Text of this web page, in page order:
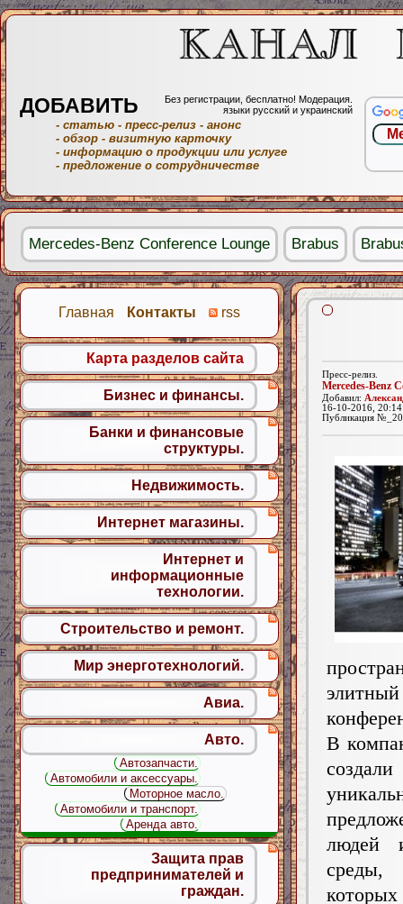
Пресс-релиз.
Mercedes-Benz
Добавил:
16-10-2016,
Публикация
элитный
В
создали
людей
которых
Главная Контакты rss
Карта разделов сайта
Бизнес и финансы.
Банки и финансовые
структуры.
Недвижимость.
Интернет магазины.
Интернет и
информационные
технологии.
Строительство и ремонт.
Мир энерготехнологий.
Авиа.
Авто.
Автозапчасти.
Автомобили и аксессуары.
Моторное масло.
Автомобили и транспорт.
Аренда авто.
Защита прав
предпринимателей и
граждан.
ДОБАВИТЬ
Без регистрации, бесплатно! Модерация.
языки русский и украинский
- статью - пресс-релиз - анонс
- обзор - визитную карточку
- информацию о продукции или услуге
- предложение о сотрудничестве
Mercedes-Benz Conference Lounge Brabus